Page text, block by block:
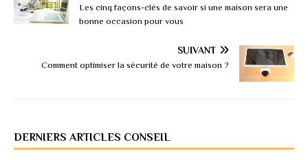
Les cinq façons-clés de savoir si une maison sera une
bonne occasion pour vous
SUIVANT
Comment optimiser la sécurité de votre maison ?
DERNIERS ARTICLES CONSEIL